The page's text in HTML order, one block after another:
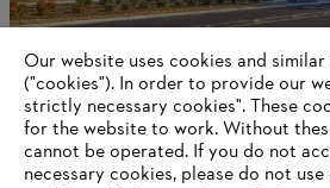
STIHL w Austrii
Our website uses cookies and
("cookies"). In order to provide our
strictly necessary cookies". These
for the website to work. Without
‎cannot be operated.‎ If you do not
necessary cookies, please do not